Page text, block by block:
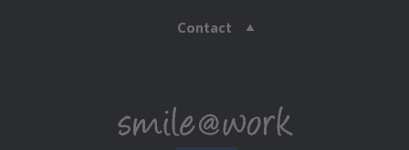
Contact